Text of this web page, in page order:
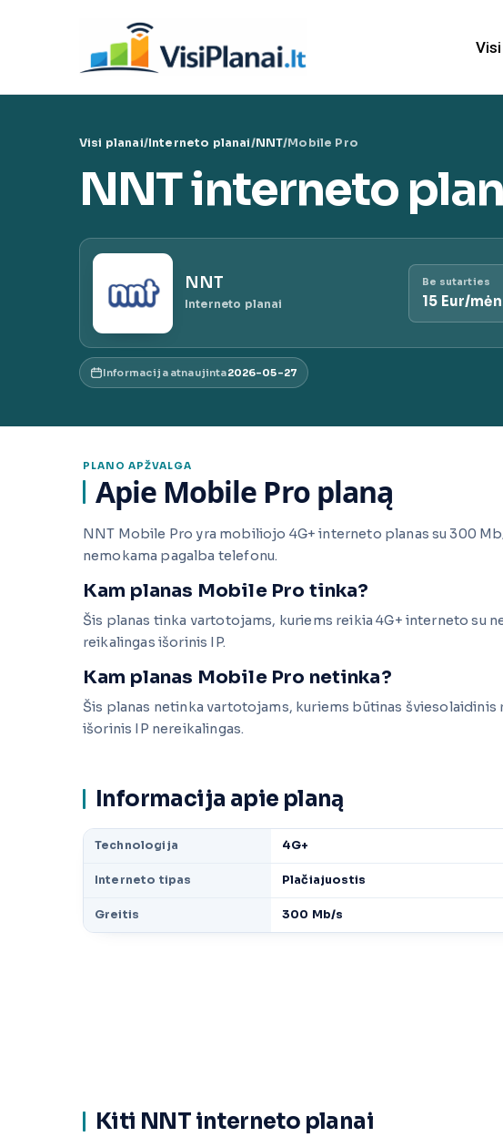
Visi
Visi planai/Interneto planai/NNT/Mobile Pro
NNT interneto
NNT
Interneto planai
Be sutarties
15 Eur/
Informacija atnaujinta2026-05-27
PLANO APŽVALGA
Apie Mobile Pro planą
NNT Mobile Pro yra mobiliojo 4G+ interneto planas su 300
nemokama pagalba telefonu.
Kam planas Mobile Pro tinka?
Šis planas tinka vartotojams, kuriems reikia 4G+ interneto su
reikalingas išorinis IP.
Kam planas Mobile Pro netinka?
Šis planas netinka vartotojams, kuriems būtinas
išorinis IP nereikalingas.
Informacija apie planą
Technologija 4G+
Interneto tipas Plačiajuostis
Greitis 300 Mb/s
Kiti NNT interneto planai